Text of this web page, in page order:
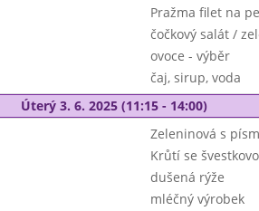
Pražma filet na
čočkový salát /
ovoce - výběr
čaj, sirup, voda
Úterý 3. 6. 2025 (11:15 - 14:00)
Zeleninová s
Krůtí se
dušená rýže
mléčný výrobek